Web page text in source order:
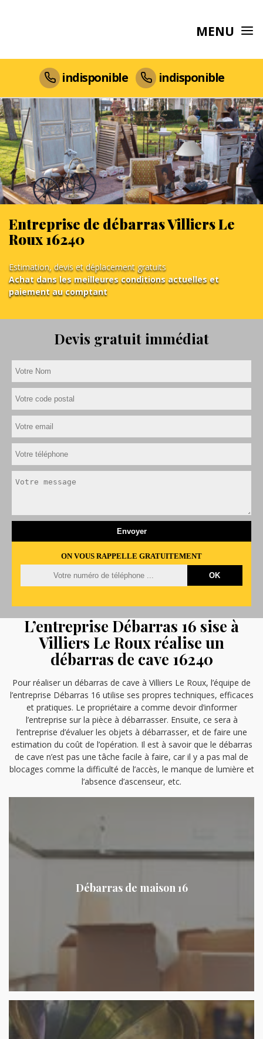
MENU
indisponible indisponible
Entreprise de débarras Villiers Le
Roux 16240
Estimation, devis et déplacement gratuits
Achat dans les meilleures conditions actuelles et
paiement au comptant
Devis gratuit immédiat
ON VOUS RAPPELLE GRATUITEMENT
L’entreprise Débarras 16 sise à
Villiers Le Roux réalise un
débarras de cave 16240
Pour réaliser un débarras de cave à Villiers Le Roux, l’équipe de
l’entreprise Débarras 16 utilise ses propres techniques, efficaces
et pratiques. Le propriétaire a comme devoir d’informer
l’entreprise sur la pièce à débarrasser. Ensuite, ce sera à
l’entreprise d’évaluer les objets à débarrasser, et de faire une
estimation du coût de l’opération. Il est à savoir que le débarras
de cave n’est pas une tâche facile à faire, car il y a pas mal de
blocages comme la difficulté de l’accès, le manque de lumière et
l’absence d’ascenseur, etc.
Débarras de maison 16